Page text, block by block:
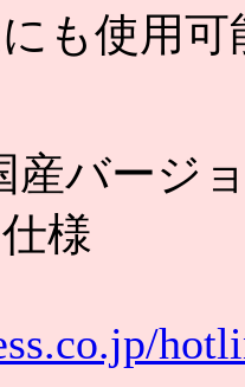
も使用可
産バージ
様